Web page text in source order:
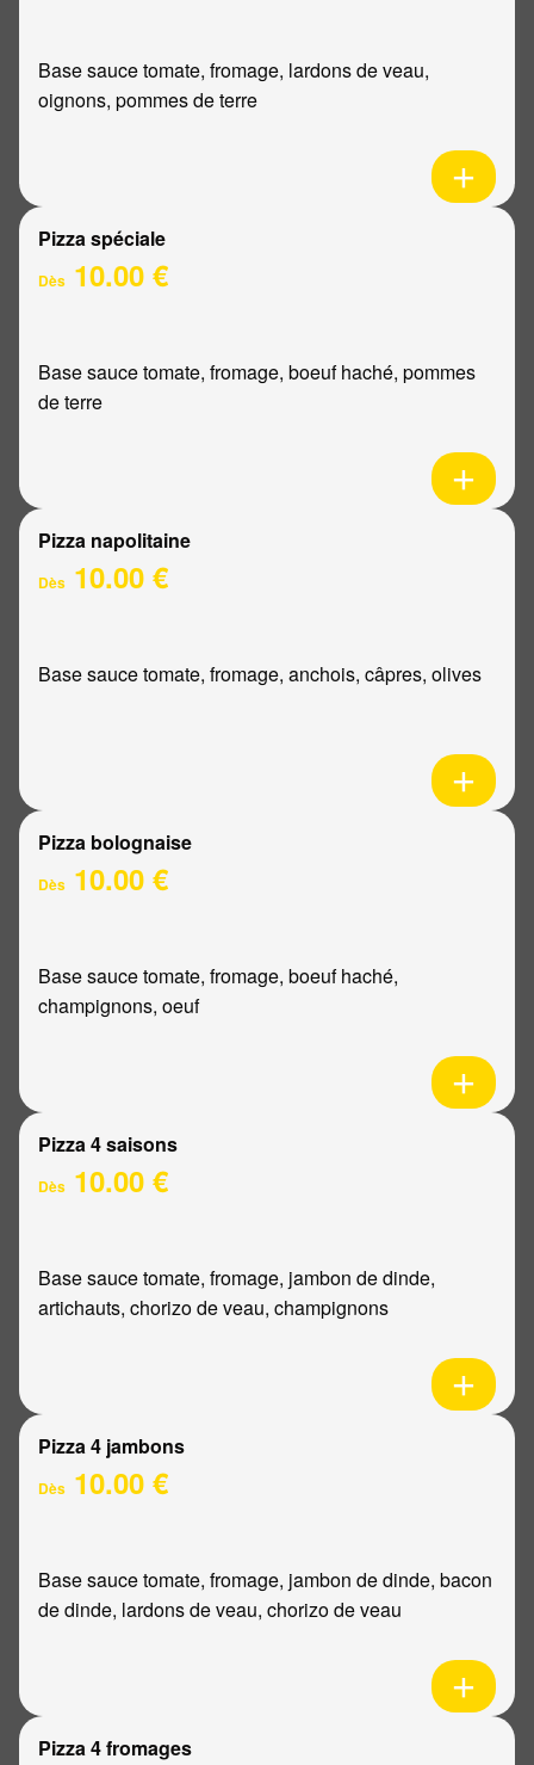
Base sauce tomate, fromage, lardons de veau,
oignons, pommes de terre
Pizza spéciale
Dès 10.00 €
Base sauce tomate, fromage, boeuf haché, pommes
de terre
Pizza napolitaine
Dès 10.00 €
Base sauce tomate, fromage, anchois, câpres, olives
Pizza bolognaise
Dès 10.00 €
Base sauce tomate, fromage, boeuf haché,
champignons, oeuf
Pizza 4 saisons
Dès 10.00 €
Base sauce tomate, fromage, jambon de dinde,
artichauts, chorizo de veau, champignons
Pizza 4 jambons
Dès 10.00 €
Base sauce tomate, fromage, jambon de dinde, bacon
de dinde, lardons de veau, chorizo de veau
Pizza 4 fromages